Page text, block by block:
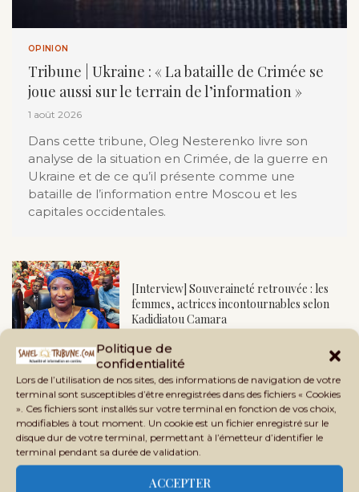
Politique de
confidentialité
Lors de l’utilisation de nos sites, des informations de navigation de votre
terminal sont susceptibles d’être enregistrées dans des fichiers « Cookies
». Ces fichiers sont installés sur votre terminal en fonction de vos choix,
modifiables à tout moment. Un cookie est un fichier enregistré sur le
disque dur de votre terminal, permettant à l’émetteur d’identifier le
terminal pendant sa durée de validation.
ACCEPTER
OPINION
Tribune | Ukraine : « La bataille de Crimée se
joue aussi sur le terrain de l’information »
1 août 2026
Dans cette tribune, Oleg Nesterenko livre son
analyse de la situation en Crimée, de la guerre en
Ukraine et de ce qu’il présente comme une
bataille de l’information entre Moscou et les
capitales occidentales.
[Interview] Souveraineté retrouvée : les
femmes, actrices incontournables selon
Kadidiatou Camara
Badje Niangadou, vice-président du Haut
Conseil des Maliens en Côte d’Ivoire : « Le
Mali avance...